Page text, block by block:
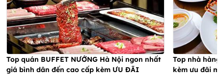
Top quán BUFFET NƯỚNG Hà Nội ngon nhất
giá bình dân đến cao cấp kèm ƯU ĐÃI
Top nhà
kèm ưu đãi